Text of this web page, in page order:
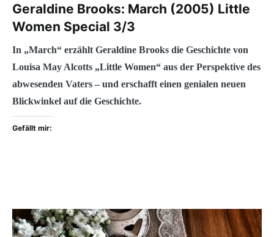
Geraldine Brooks: March (2005) Little
Women Special 3/3
In „March“ erzählt Geraldine Brooks die Geschichte von
Louisa May Alcotts „Little Women“ aus der Perspektive des
abwesenden Vaters – und erschafft einen genialen neuen
Blickwinkel auf die Geschichte.
Gefällt mir: